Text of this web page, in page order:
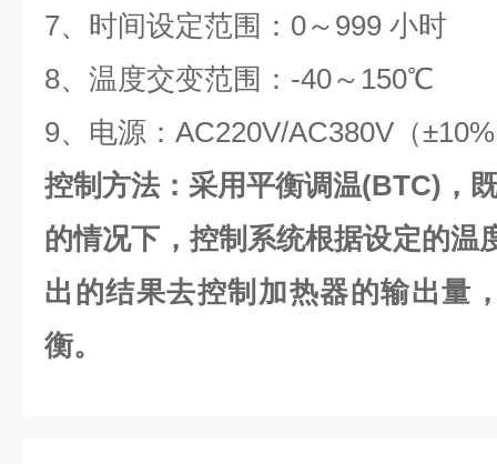
7、时间设定范围：0～999 小时
8、温度交变范围：-40～150℃
9、电源：AC220V/AC380V（
控制方法：采用平衡调温(BTC)，
的情况下，控制系统根据设定的温
出的结果去控制加热器的输出量
衡。